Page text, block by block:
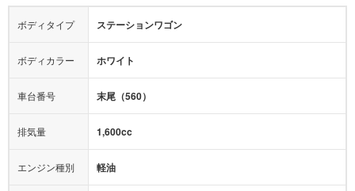
エアロパーツ
ローダウン
カーナビ：-
ミュージックプレイヤー接続可
後席モニター
カメラ：バック
エアバッグ：
運転席 助手席
衝撃緩和ヘッドレスト
サポカー
ボディタイプ ステーションワゴン
ボディカラー ホワイト
車台番号 末尾（560）
排気量 1,600cc
エンジン種別 軽油